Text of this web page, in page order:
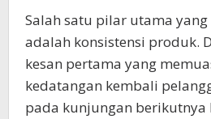
Salah satu pilar utama
adalah konsistensi produk.
kesan pertama yang
kedatangan kembali
pada kunjungan